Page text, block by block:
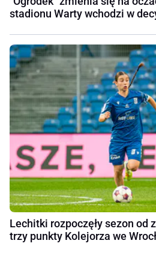
stadionu Warty wchodzi w
Lechitki rozpoczęły sezon od
trzy punkty Kolejorza we